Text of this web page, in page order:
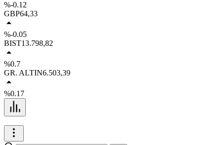
%-0.12
GBP64,33
%-0.05
BIST13.798,82
%0.7
GR. ALTIN6.503,39
%0.17